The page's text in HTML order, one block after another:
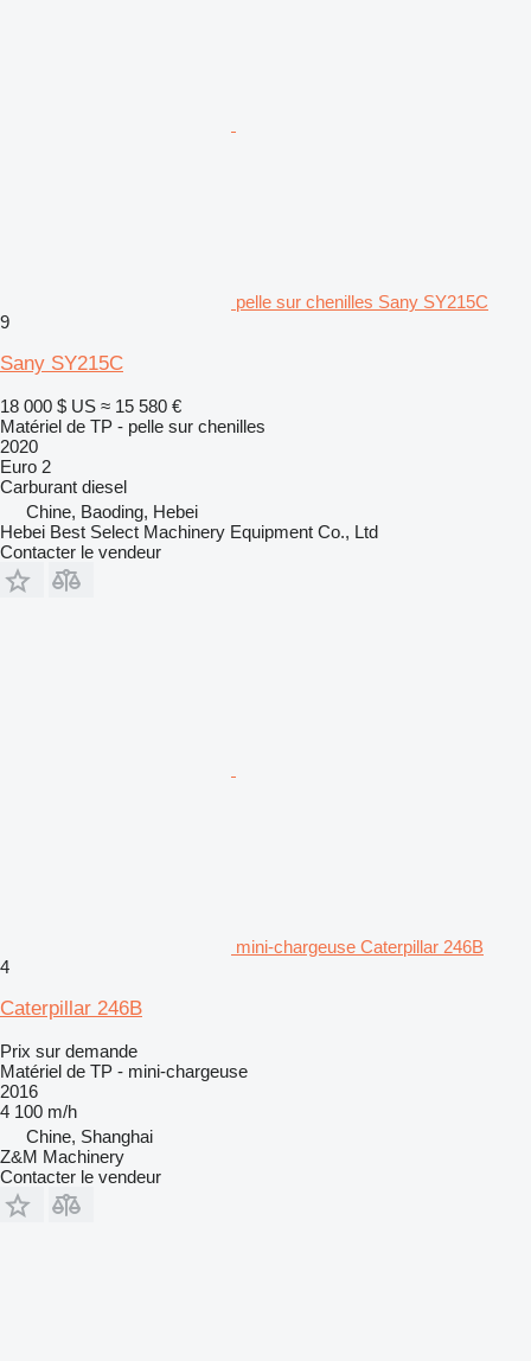
pelle sur chenilles Sany SY215C
9
Sany SY215C
18 000 $ US ≈ 15 580 €
Matériel de TP - pelle sur chenilles
2020
Euro 2
Carburant diesel
Chine, Baoding, Hebei
Hebei Best Select Machinery Equipment Co., Ltd
Contacter le vendeur
mini-chargeuse Caterpillar 246B
4
Caterpillar 246B
Prix sur demande
Matériel de TP - mini-chargeuse
2016
4 100 m/h
Chine, Shanghai
Z&M Machinery
Contacter le vendeur